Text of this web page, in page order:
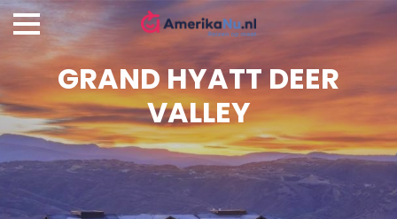
GRAND HYATT DEER
VALLEY